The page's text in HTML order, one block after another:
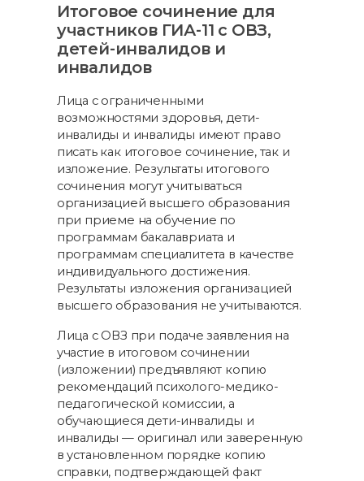
Итоговое сочинение для
участников ГИА-11 с ОВЗ,
детей-инвалидов и
инвалидов
Лица с ограниченными
возможностями здоровья, дети-
инвалиды и инвалиды имеют право
писать как итоговое сочинение, так и
изложение. Результаты итогового
сочинения могут учитываться
организацией высшего образования
при приеме на обучение по
программам бакалавриата и
программам специалитета в качестве
индивидуального достижения.
Результаты изложения организацией
высшего образования не учитываются.
Лица с ОВЗ при подаче заявления на
участие в итоговом сочинении
(изложении) предъявляют копию
рекомендаций психолого-медико-
педагогической комиссии, а
обучающиеся дети-инвалиды и
инвалиды — оригинал или заверенную
в установленном порядке копию
справки, подтверждающей факт